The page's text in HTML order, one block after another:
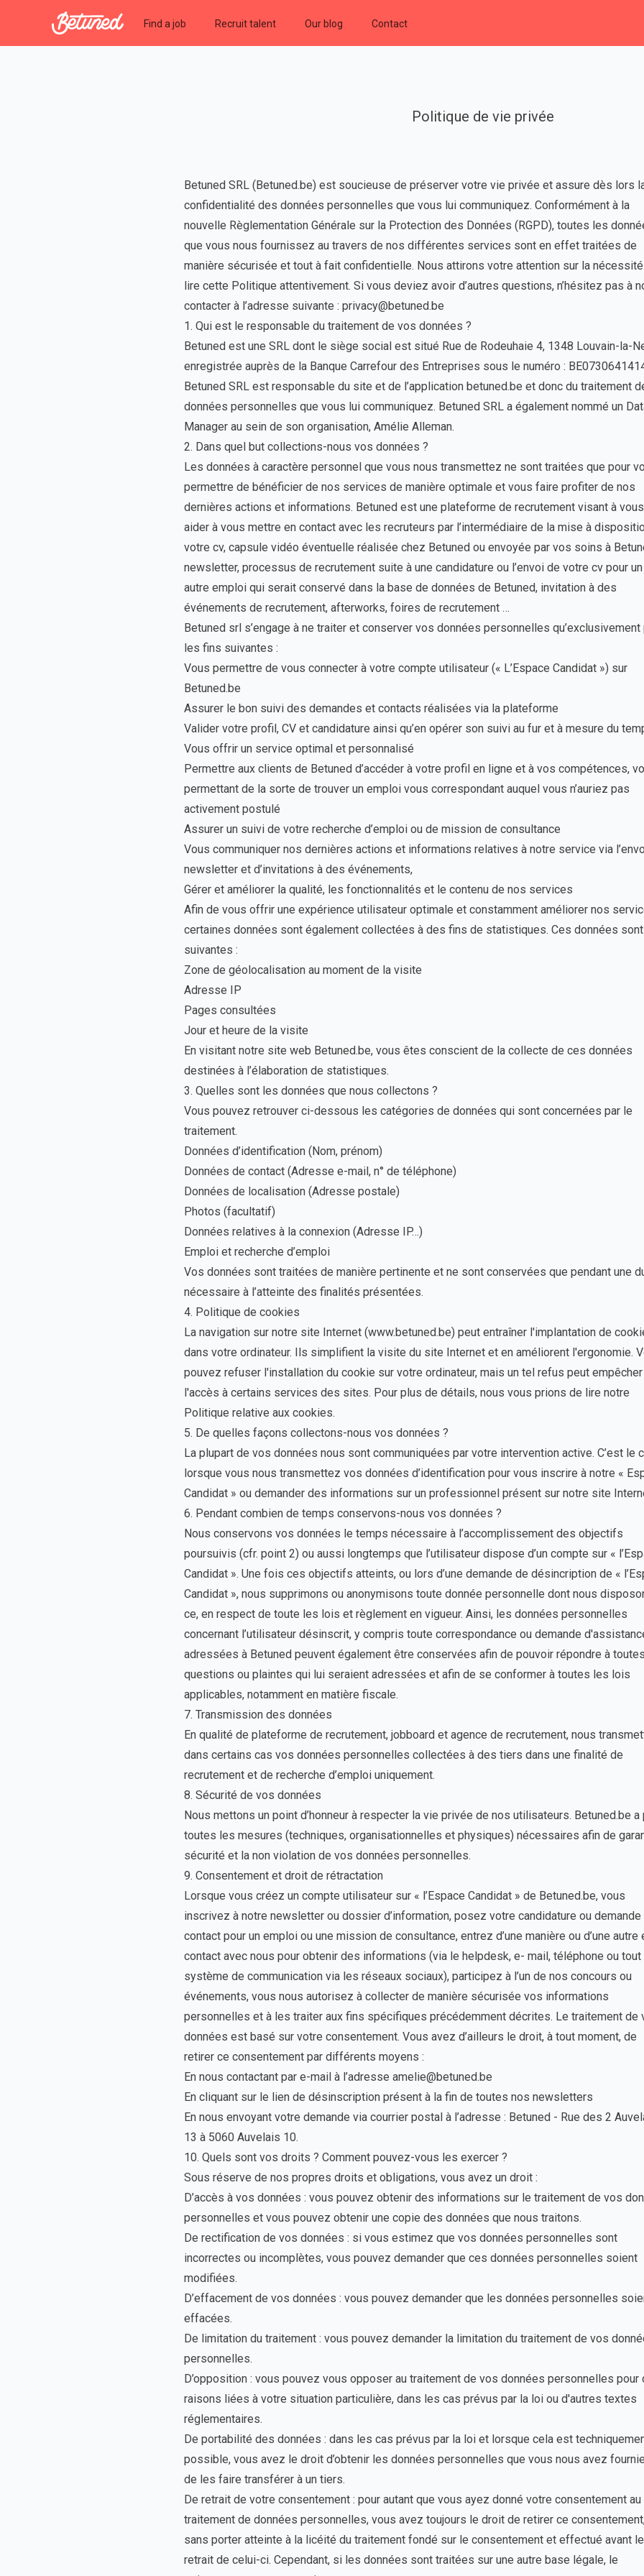
Betuned Find a job Recruit talent Our blog Contact
Politique de vie privée
Betuned SRL (Betuned.be) est soucieuse de préserver votre vie privée et assure dès lors
confidentialité des données personnelles que vous lui communiquez. Conformément à la
nouvelle Règlementation Générale sur la Protection des Données (RGPD), toutes les
que vous nous fournissez au travers de nos différentes services sont en effet traitées de
manière sécurisée et tout à fait confidentielle. Nous attirons votre attention sur la
lire cette Politique attentivement. Si vous deviez avoir d’autres questions, n’hésitez pas à
contacter à l’adresse suivante : privacy@betuned.be
1. Qui est le responsable du traitement de vos données ?
Betuned est une SRL dont le siège social est situé Rue de Rodeuhaie 4, 1348 Louvain-la-
enregistrée auprès de la Banque Carrefour des Entreprises sous le numéro :
Betuned SRL est responsable du site et de l’application betuned.be et donc du traitement
données personnelles que vous lui communiquez. Betuned SRL a également nommé un
Manager au sein de son organisation, Amélie Alleman.
2. Dans quel but collections-nous vos données ?
Les données à caractère personnel que vous nous transmettez ne sont traitées que pour
permettre de bénéficier de nos services de manière optimale et vous faire profiter de nos
dernières actions et informations. Betuned est une plateforme de recrutement visant à vous
aider à vous mettre en contact avec les recruteurs par l’intermédiaire de la mise à
votre cv, capsule vidéo éventuelle réalisée chez Betuned ou envoyée par vos soins à
newsletter, processus de recrutement suite à une candidature ou l’envoi de votre cv pour un
autre emploi qui serait conservé dans la base de données de Betuned, invitation à des
événements de recrutement, afterworks, foires de recrutement …
Betuned srl s’engage à ne traiter et conserver vos données personnelles qu’exclusivement
les fins suivantes :
Vous permettre de vous connecter à votre compte utilisateur (« L’Espace Candidat ») sur
Betuned.be
Assurer le bon suivi des demandes et contacts réalisées via la plateforme
Valider votre profil, CV et candidature ainsi qu’en opérer son suivi au fur et à mesure du
Vous offrir un service optimal et personnalisé
Permettre aux clients de Betuned d’accéder à votre profil en ligne et à vos compétences,
permettant de la sorte de trouver un emploi vous correspondant auquel vous n’auriez pas
activement postulé
Assurer un suivi de votre recherche d’emploi ou de mission de consultance
Vous communiquer nos dernières actions et informations relatives à notre service via
newsletter et d’invitations à des événements,
Gérer et améliorer la qualité, les fonctionnalités et le contenu de nos services
Afin de vous offrir une expérience utilisateur optimale et constamment améliorer nos
certaines données sont également collectées à des fins de statistiques. Ces données
suivantes :
Zone de géolocalisation au moment de la visite
Adresse IP
Pages consultées
Jour et heure de la visite
En visitant notre site web Betuned.be, vous êtes conscient de la collecte de ces données
destinées à l’élaboration de statistiques.
3. Quelles sont les données que nous collectons ?
Vous pouvez retrouver ci-dessous les catégories de données qui sont concernées par le
traitement.
Données d’identification (Nom, prénom)
Données de contact (Adresse e-mail, n° de téléphone)
Données de localisation (Adresse postale)
Photos (facultatif)
Données relatives à la connexion (Adresse IP…)
Emploi et recherche d’emploi
Vos données sont traitées de manière pertinente et ne sont conservées que pendant une
nécessaire à l’atteinte des finalités présentées.
4. Politique de cookies
La navigation sur notre site Internet (www.betuned.be) peut entraîner l'implantation de
dans votre ordinateur. Ils simplifient la visite du site Internet et en améliorent l'ergonomie.
pouvez refuser l'installation du cookie sur votre ordinateur, mais un tel refus peut empêcher
l'accès à certains services des sites. Pour plus de détails, nous vous prions de lire notre
Politique relative aux cookies.
5. De quelles façons collectons-nous vos données ?
La plupart de vos données nous sont communiquées par votre intervention active. C’est le
lorsque vous nous transmettez vos données d’identification pour vous inscrire à notre «
Candidat » ou demander des informations sur un professionnel présent sur notre site
6. Pendant combien de temps conservons-nous vos données ?
Nous conservons vos données le temps nécessaire à l’accomplissement des objectifs
poursuivis (cfr. point 2) ou aussi longtemps que l’utilisateur dispose d’un compte sur «
Candidat ». Une fois ces objectifs atteints, ou lors d’une demande de désincription de «
Candidat », nous supprimons ou anonymisons toute donnée personnelle dont nous
ce, en respect de toute les lois et règlement en vigueur. Ainsi, les données personnelles
concernant l’utilisateur désinscrit, y compris toute correspondance ou demande
adressées à Betuned peuvent également être conservées afin de pouvoir répondre à
questions ou plaintes qui lui seraient adressées et afin de se conformer à toutes les lois
applicables, notamment en matière fiscale.
7. Transmission des données
En qualité de plateforme de recrutement, jobboard et agence de recrutement, nous
dans certains cas vos données personnelles collectées à des tiers dans une finalité de
recrutement et de recherche d’emploi uniquement.
8. Sécurité de vos données
Nous mettons un point d’honneur à respecter la vie privée de nos utilisateurs. Betuned.be a
toutes les mesures (techniques, organisationnelles et physiques) nécessaires afin de
sécurité et la non violation de vos données personnelles.
9. Consentement et droit de rétractation
Lorsque vous créez un compte utilisateur sur « l’Espace Candidat » de Betuned.be, vous
inscrivez à notre newsletter ou dossier d’information, posez votre candidature ou demande
contact pour un emploi ou une mission de consultance, entrez d’une manière ou d’une autre
contact avec nous pour obtenir des informations (via le helpdesk, e- mail, téléphone ou tout
système de communication via les réseaux sociaux), participez à l’un de nos concours ou
événements, vous nous autorisez à collecter de manière sécurisée vos informations
personnelles et à les traiter aux fins spécifiques précédemment décrites. Le traitement de
données est basé sur votre consentement. Vous avez d’ailleurs le droit, à tout moment, de
retirer ce consentement par différents moyens :
En nous contactant par e-mail à l’adresse amelie@betuned.be
En cliquant sur le lien de désinscription présent à la fin de toutes nos newsletters
En nous envoyant votre demande via courrier postal à l’adresse : Betuned - Rue des 2
13 à 5060 Auvelais 10.
10. Quels sont vos droits ? Comment pouvez-vous les exercer ?
Sous réserve de nos propres droits et obligations, vous avez un droit :
D’accès à vos données : vous pouvez obtenir des informations sur le traitement de vos
personnelles et vous pouvez obtenir une copie des données que nous traitons.
De rectification de vos données : si vous estimez que vos données personnelles sont
incorrectes ou incomplètes, vous pouvez demander que ces données personnelles soient
modifiées.
D’effacement de vos données : vous pouvez demander que les données personnelles
effacées.
De limitation du traitement : vous pouvez demander la limitation du traitement de vos
personnelles.
D’opposition : vous pouvez vous opposer au traitement de vos données personnelles pour
raisons liées à votre situation particulière, dans les cas prévus par la loi ou d'autres textes
réglementaires.
De portabilité des données : dans les cas prévus par la loi et lorsque cela est
possible, vous avez le droit d’obtenir les données personnelles que vous nous avez
de les faire transférer à un tiers.
De retrait de votre consentement : pour autant que vous ayez donné votre consentement au
traitement de données personnelles, vous avez toujours le droit de retirer ce
sans porter atteinte à la licéité du traitement fondé sur le consentement et effectué avant le
retrait de celui-ci. Cependant, si les données sont traitées sur une autre base légale, le